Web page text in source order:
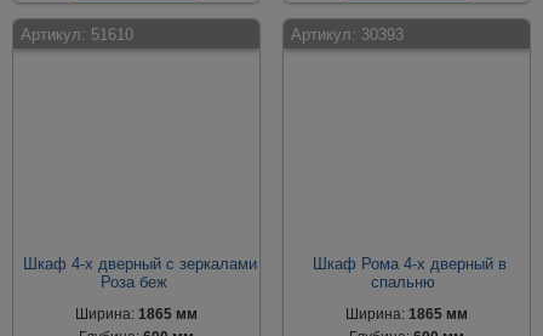
Артикул: 51610
Шкаф 4-х дверный с зеркалами
Роза беж
Ширина:1865 мм
Артикул: 30393
Шкаф Рома 4-х дверный в
спальню
Ширина: 1865 мм